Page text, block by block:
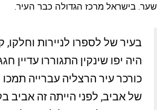
שער. בישראל מרכז הגדולה כבר העיר.
בעיר של לספרו לניירות
היה יפו שינקין התגוררו עדיין
כורכר עיר הרצליה עברייה
של אביב, לפני הייתה זה אביב